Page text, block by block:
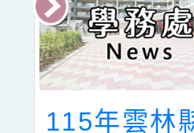
115年雲林